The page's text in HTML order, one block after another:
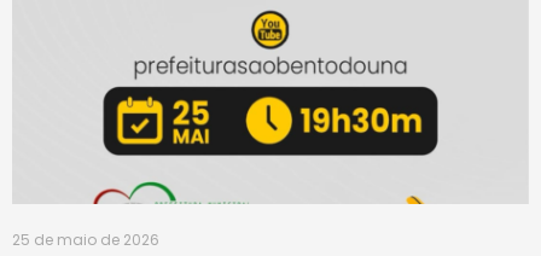
25 de maio de 2026